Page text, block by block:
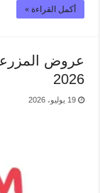
أكمل القراءة »
2026
19 يوليو، 2026